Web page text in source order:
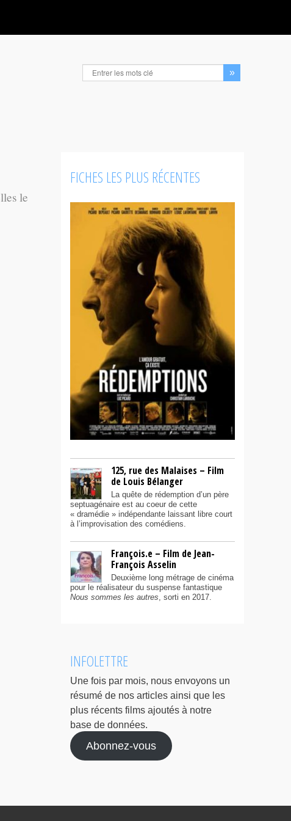
le
FICHES LES PLUS RÉCENTES
125, rue des Malaises – Film
de Louis Bélanger
La quête de rédemption d’un père
septuagénaire est au coeur de cette
« dramédie » indépendante laissant libre court
à l’improvisation des comédiens.
François.e – Film de Jean-
François Asselin
Deuxième long métrage de cinéma
pour le réalisateur du suspense fantastique
Nous sommes les autres, sorti en 2017.
INFOLETTRE
Une fois par mois, nous envoyons un
résumé de nos articles ainsi que les
plus récents films ajoutés à notre
base de données.
Abonnez-vous